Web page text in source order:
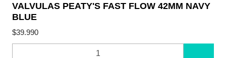
VALVULAS PEATY'S FAST FLOW 42MM NAVY
BLUE
$39.990